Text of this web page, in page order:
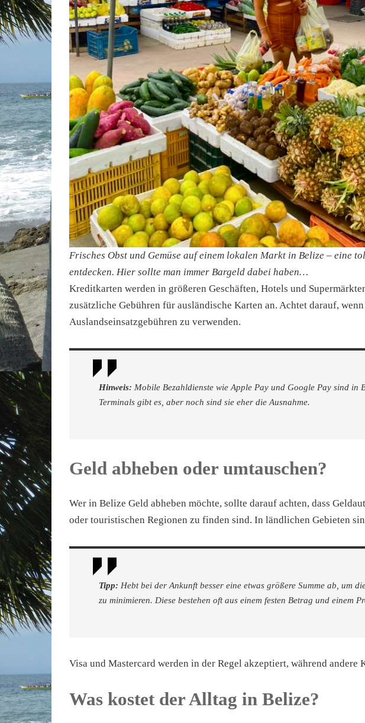
Frisches Obst und Gemüse auf einem lokalen Markt in Belize – eine
entdecken. Hier sollte man immer Bargeld dabei haben…
Kreditkarten werden in größeren Geschäften, Hotels und
zusätzliche Gebühren für ausländische Karten an. Achtet darauf,
Auslandseinsatzgebühren zu verwenden.
Hinweis: Mobile Bezahldienste wie Apple Pay und Google Pay sind in
Terminals gibt es, aber noch sind sie eher die Ausnahme.
Geld abheben oder umtauschen?
Wer in Belize Geld abheben möchte, sollte darauf achten, dass
oder touristischen Regionen zu finden sind. In ländlichen Gebieten
Tipp: Hebt bei der Ankunft besser eine etwas größere Summe ab, um
zu minimieren. Diese bestehen oft aus einem festen Betrag und einem
Visa und Mastercard werden in der Regel akzeptiert, während
Was kostet der Alltag in Belize?